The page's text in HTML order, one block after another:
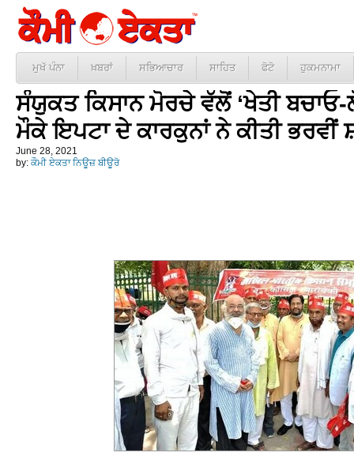
ਮੁਖੱ ਪੰਨਾ ਖ਼ਬਰਾਂ ਸਭਿਆਚਾਰ ਸਾਹਿਤ ਫੋਟੋ ਹੁਕਮਨਾਮਾ
ਸੰਯੁਕਤ ਕਿਸਾਨ ਮੋਰਚੇ ਵੱਲੋਂ ‘ਖੇਤੀ
ਮੌਕੇ ਇਪਟਾ ਦੇ ਕਾਰਕੁਨਾਂ ਨੇ ਕੀਤੀ ਭਰਵੀਂ
June 28, 2021
by: ਕੌਮੀ ਏਕਤਾ ਨਿਊਜ਼ ਬੀਊਰੋ